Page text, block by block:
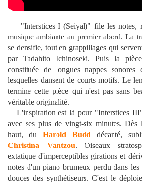
"Interstices I (Seiyal)" file les notes,
musique ambiante au premier abord. La
se densifie, tout en grappillages qui
par Tadahito Ichinoseki. Puis la
constituée de longues nappes sonores
lesquelles dansent de courts motifs. Le
termine cette pièce qui n'est pas sans
véritable originalité.
L'inspiration est là pour "Interstices
avec ses plus de vingt-six minutes. Dès
haut, du Harold Budd
décanté,
Christina Vantzou. Oiseaux
extatique d'imperceptibles girations et
notes d'un piano brumeux perdu dans les
douces des synthétiseurs. C'est le